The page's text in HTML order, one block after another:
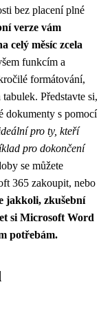
bez placení plné
verze vám
celý měsíc zcela
funkcím a
formátování,
Představte si,
dokumenty s pomocí
pro ty, kteří
pro dokončení
se můžete
365 zakoupit, nebo
jakkoli, zkušební
si Microsoft Word
potřebám.